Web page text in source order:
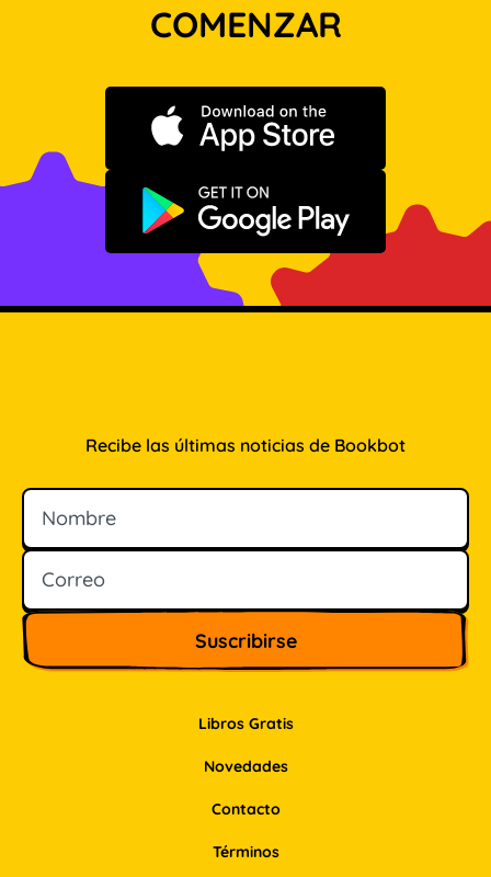
COMENZAR
Descargar en App Store
Disponible en Google Play
Libros Gratis
Novedades
Contacto
Recibe las últimas noticias de Bookbot
Nombre
Correo
Términos